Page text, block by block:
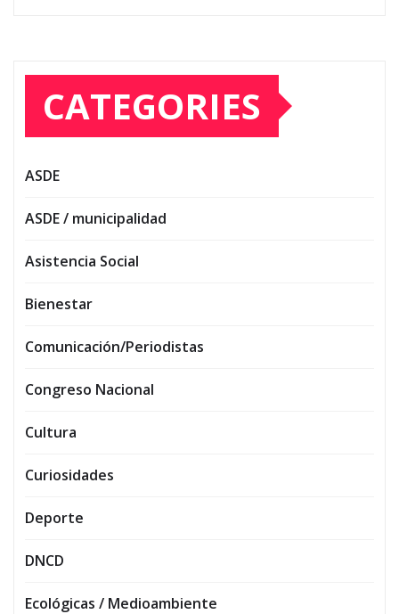
CATEGORIES
ASDE
ASDE / municipalidad
Asistencia Social
Bienestar
Comunicación/Periodistas
Congreso Nacional
Cultura
Curiosidades
Deporte
DNCD
Ecológicas / Medioambiente